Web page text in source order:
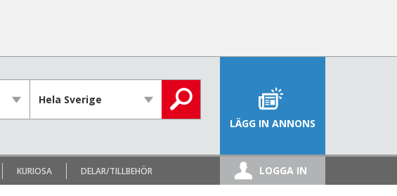
LÄGG IN ANNONS
LOGGA IN
KURIOSA DELAR/TILLBEHÖR